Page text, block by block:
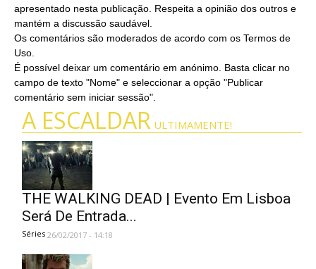
apresentado nesta publicação. Respeita a opinião dos outros e
mantém a discussão saudável.
Os comentários são moderados de acordo com os Termos de
Uso.
É possível deixar um comentário em anónimo. Basta clicar no
campo de texto "Nome" e seleccionar a opção "Publicar
comentário sem iniciar sessão".
A ESCALDAR ULTIMAMENTE!
THE WALKING DEAD | Evento Em Lisboa
Será De Entrada...
Séries 26/02/2017 - 14:18